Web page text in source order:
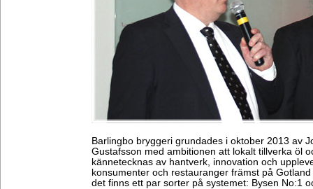
Barlingbo bryggeri grundades i oktober 2013 av
Gustafsson med ambitionen att lokalt tillverka öl
kännetecknas av hantverk, innovation och
konsumenter och restauranger främst på
det finns ett par sorter på systemet: Bysen No:1